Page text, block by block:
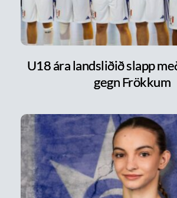
U18 ára landsliðið slapp
gegn Frökkum